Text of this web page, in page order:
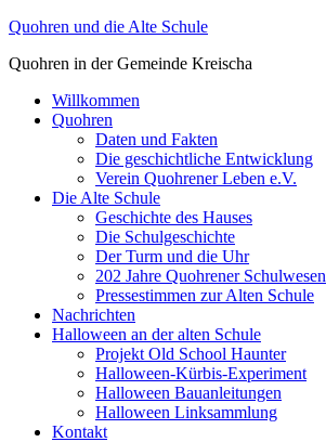
Zum
springen
Quohren und die Alte Schule
Quohren in der Gemeinde Kreischa
Willkommen
Quohren
Daten und Fakten
Die geschichtliche Entwicklung
Verein Quohrener Leben e.V.
Die Alte Schule
Geschichte des Hauses
Die Schulgeschichte
Der Turm und die Uhr
202 Jahre Quohrener Schulwesen
Pressestimmen zur Alten Schule
Nachrichten
Halloween an der alten Schule
Projekt Old School Haunter
Halloween-Kürbis-Experiment
Halloween Bauanleitungen
Halloween Linksammlung
Kontakt